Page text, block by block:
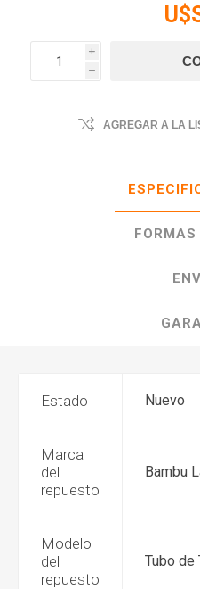
i
h
AGREGAR A LA
FORMAS
Estado Nuevo
Marca
del
repuesto
Bambu
Modelo
del
repuesto
Tubo de